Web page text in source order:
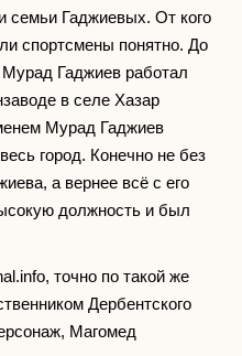
семьи Гаджиевых. От кого
спортсмены понятно. До
Гаджиев работал
в селе Хазар
Мурад Гаджиев
город. Конечно не без
а вернее всё с его
должность и был
точно по такой же
Дербентского
Магомед